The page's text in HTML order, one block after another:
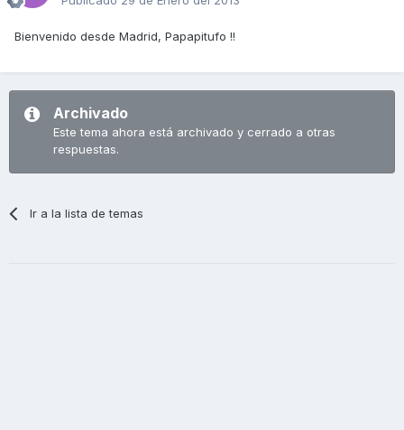
Bienvenido desde Madrid, Papapitufo !!
Archivado
Este tema ahora está archivado y cerrado a otras
respuestas.
Ir a la lista de temas